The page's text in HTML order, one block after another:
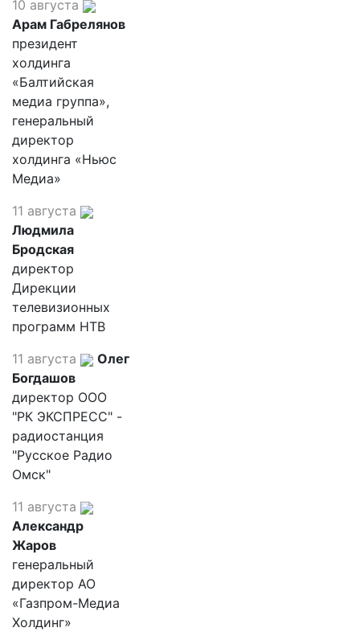
10 августа
Арам Габрелянов
президент
холдинга
«Балтийская
медиа группа»,
генеральный
директор
холдинга «Ньюс
Медиа»
11 августа
Людмила
Бродская
директор
Дирекции
телевизионных
программ НТВ
11 августа
Олег
Богдашов
директор ООО
"РК ЭКСПРЕСС" -
радиостанция
"Русское Радио
Омск"
11 августа
Александр
Жаров
генеральный
директор АО
«Газпром-Медиа
Холдинг»